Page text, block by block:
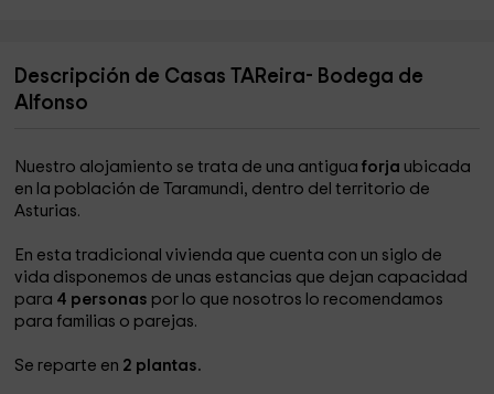
Descripción de Casas TAReira- Bodega de
Alfonso
Nuestro alojamiento se trata de una antigua forja ubicada
en la población de Taramundi, dentro del territorio de
Asturias.
En esta tradicional vivienda que cuenta con un siglo de
vida disponemos de unas estancias que dejan capacidad
para 4 personas por lo que nosotros lo recomendamos
para familias o parejas.
Se reparte en 2 plantas.